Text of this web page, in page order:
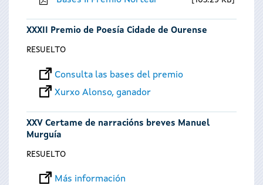
XXXII Premio de Poesía Cidade de Ourense
RESUELTO
Consulta las bases del premio
Xurxo Alonso, ganador
XXV Certame de narracións breves Manuel
Murguía
RESUELTO
Más información